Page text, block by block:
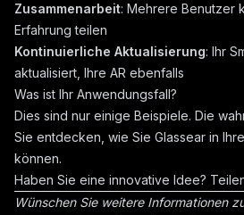
Zusammenarbeit: Mehrere Benutzer
Erfahrung teilen
Kontinuierliche Aktualisierung: Ihr
aktualisiert, Ihre AR ebenfalls
Was ist Ihr Anwendungsfall?
Dies sind nur einige Beispiele. Die
Sie entdecken, wie Sie Glassear in
können.
Haben Sie eine innovative Idee?
Wünschen Sie weitere Informationen